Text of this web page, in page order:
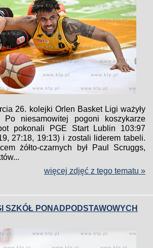
26. kolejki Orlen Basket Ligi ważyły
niesamowitej pogoni koszykarze
pokonali PGE Start Lublin 103:97
27:18, 19:13) i zostali liderem tabeli.
żółto-czarnych był Paul Scruggs,
więcej zdjęć z tego tematu »
SZKÓŁ PONADPODSTAWOWYCH